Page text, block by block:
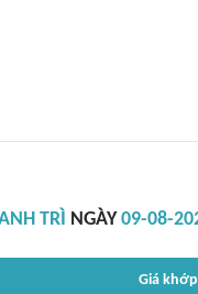
TRÌ NGÀY 09-08-
Giá khớp